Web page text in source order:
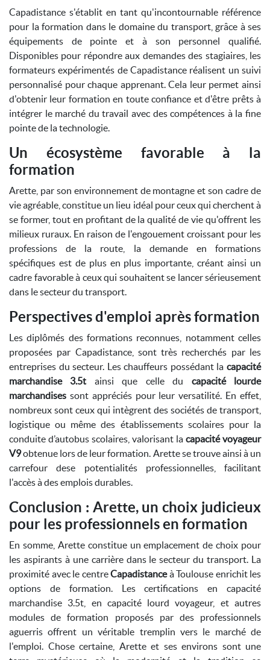
Capadistance s'établit en tant qu'incontournable référence
pour la formation dans le domaine du transport, grâce à ses
équipements de pointe et à son personnel qualifié.
Disponibles pour répondre aux demandes des stagiaires, les
formateurs expérimentés de Capadistance réalisent un suivi
personnalisé pour chaque apprenant. Cela leur permet ainsi
d'obtenir leur formation en toute confiance et d'être prêts à
intégrer le marché du travail avec des compétences à la fine
pointe de la technologie.
Un écosystème favorable à la
formation
Arette, par son environnement de montagne et son cadre de
vie agréable, constitue un lieu idéal pour ceux qui cherchent à
se former, tout en profitant de la qualité de vie qu'offrent les
milieux ruraux. En raison de l'engouement croissant pour les
professions de la route, la demande en formations
spécifiques est de plus en plus importante, créant ainsi un
cadre favorable à ceux qui souhaitent se lancer sérieusement
dans le secteur du transport.
Perspectives d'emploi après formation
Les diplômés des formations reconnues, notamment celles
proposées par Capadistance, sont très recherchés par les
entreprises du secteur. Les chauffeurs possédant la capacité
marchandise 3.5t ainsi que celle du capacité lourde
marchandises sont appréciés pour leur versatilité. En effet,
nombreux sont ceux qui intègrent des sociétés de transport,
logistique ou même des établissements scolaires pour la
conduite d’autobus scolaires, valorisant la capacité voyageur
V9obtenue lors de leur formation. Arette se trouve ainsi à un
carrefour dese potentialités professionnelles, facilitant
l'accès à des emplois durables.
Conclusion : Arette, un choix judicieux
pour les professionnels en formation
En somme, Arette constitue un emplacement de choix pour
les aspirants à une carrière dans le secteur du transport. La
proximité avec le centreCapadistanceà Toulouse enrichit les
options de formation. Les certifications en capacité
marchandise 3.5t, en capacité lourd voyageur, et autres
modules de formation proposés par des professionnels
aguerris offrent un véritable tremplin vers le marché de
l'emploi. Chose certaine, Arette et ses environs sont une